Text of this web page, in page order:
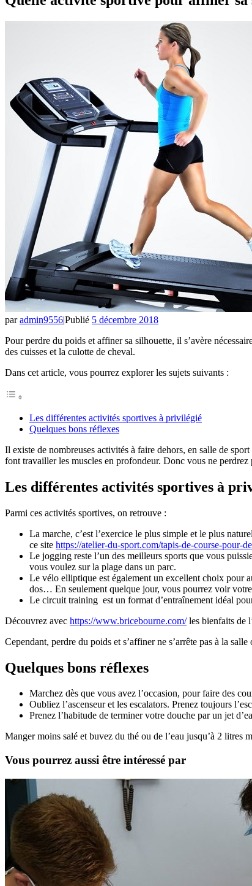
paradmin9556|Publié 5 décembre 2018
Pour perdre du poids et affiner sa silhouette, il s’avère
des cuisses et la culotte de cheval.
Dans cet article, vous pourrez explorer les sujets suivants :
Les différentes activités sportives à privilégié
Quelques bons réflexes
Il existe de nombreuses activités à faire dehors, en salle de
font travailler les muscles en profondeur. Donc vous ne
Les différentes activités sportives à
Parmi ces activités sportives, on retrouve :
La marche, c’est l’exercice le plus simple et le plus
ce site https://atelier-du-sport.com/tapis-de-course-pour-
Le jogging reste l’un des meilleurs sports que vous
vous voulez sur la plage dans un parc.
Le vélo elliptique est également un excellent choix pour
dos… En seulement quelque jour, vous pourrez voir
Le circuit training est un format d’entraînement idéal
Découvrez avec https://www.bricebourne.com/les bienfaits de
Cependant, perdre du poids et s’affiner ne s’arrête pas à la
Quelques bons réflexes
Marchez dès que vous avez l’occasion, pour faire des
Oubliez l’ascenseur et les escalators. Prenez toujours
Prenez l’habitude de terminer votre douche par un jet
Manger moins salé et buvez du thé ou de l’eau jusqu’à 2
Vous pourrez aussi être intéressé par